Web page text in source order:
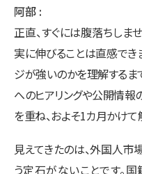
阿部
正直、すぐには腹落ちしま
実に伸びることは直感でき
ジが強いのかを理解するま
へのヒアリングや公開情報
を重ね、およそ1カ月かけ
見えてきたのは、外国人市
う定石がないことです。国